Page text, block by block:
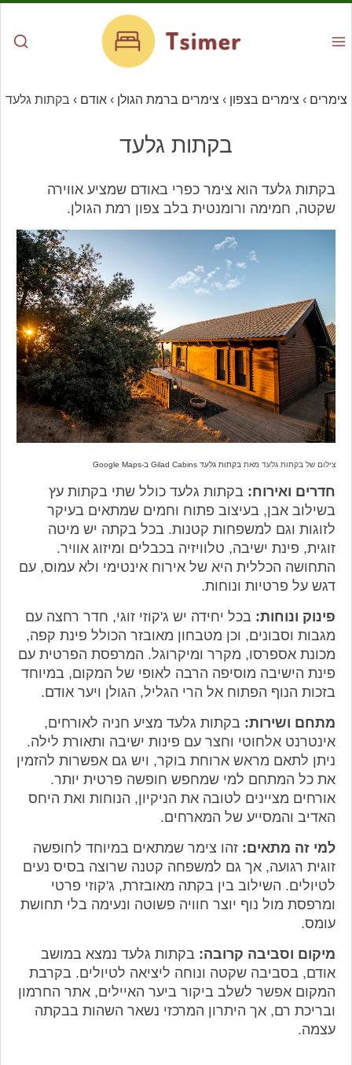
צימרים › צימרים בצפון › צימרים ברמת הגולן ›אודם › בקתות גלעד
בקתות גלעד
בקתות גלעד הוא צימר כפרי באודם שמציע אווירה
שקטה, חמימה ורומנטית בלב צפון רמת הגולן.
צילום של בקתות גלעד מאת בקתות גלעד Gilad Cabins ב-Google Maps
חדרים ואירוח: בקתות גלעד כולל שתי בקתות עץ
בשילוב אבן, בעיצוב פתוח וחמים שמתאים בעיקר
לזוגות וגם למשפחות קטנות. בכל בקתה יש מיטה
זוגית, פינת ישיבה, טלוויזיה בכבלים ומיזוג אוויר.
התחושה הכללית היא של אירוח אינטימי ולא עמוס, עם
דגש על פרטיות ונוחות.
פינוק ונוחות: בכל יחידה יש ג'קוזי זוגי, חדר רחצה עם
מגבות וסבונים, וכן מטבחון מאובזר הכולל פינת קפה,
מכונת אספרסו, מקרר ומיקרוגל. המרפסת הפרטית עם
פינת הישיבה מוסיפה הרבה לאופי של המקום, במיוחד
בזכות הנוף הפתוח אל הרי הגליל, הגולן ויער אודם.
מתחם ושירות: בקתות גלעד מציע חניה לאורחים,
אינטרנט אלחוטי וחצר עם פינות ישיבה ותאורת לילה.
ניתן לתאם מראש ארוחת בוקר, ויש גם אפשרות להזמין
את כל המתחם למי שמחפש חופשה פרטית יותר.
אורחים מציינים לטובה את הניקיון, הנוחות ואת היחס
האדיב והמסייע של המארחים.
למי זה מתאים: זהו צימר שמתאים במיוחד לחופשה
זוגית רגועה, אך גם למשפחה קטנה שרוצה בסיס נעים
לטיולים. השילוב בין בקתה מאובזרת, ג'קוזי פרטי
ומרפסת מול נוף יוצר חוויה פשוטה ונעימה בלי תחושת
עומס.
מיקום וסביבה קרובה: בקתות גלעד נמצא במושב
אודם, בסביבה שקטה ונוחה ליציאה לטיולים. בקרבת
המקום אפשר לשלב ביקור ביער האיילים, אתר החרמון
ובריכת רם, אך היתרון המרכזי נשאר השהות בבקתה
עצמה.